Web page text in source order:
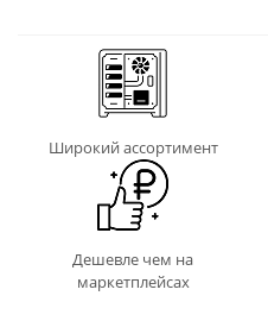
Широкий ассортимент
Дешевле чем на
маркетплейсах